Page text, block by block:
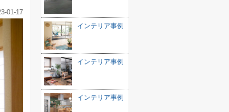
01-17
インテリア事例
インテリア事例
インテリア事例